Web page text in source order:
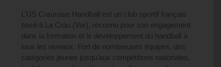
L’US Crauroise Handball est un club sportif français
basé à La Crau (Var), reconnu pour son engagement
dans la formation et le développement du handball à
tous les niveaux. Fort de nombreuses équipes, des
catégories jeunes jusqu’aux compétitions nationales,